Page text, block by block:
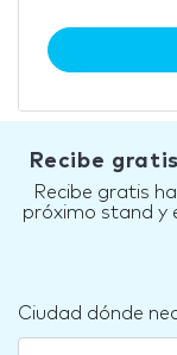
Recibe
Recibe gratis
próximo stand y
Ciudad dónde